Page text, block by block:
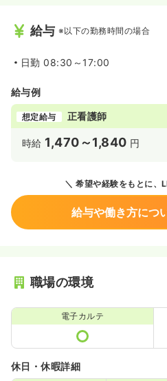
給与 ※以下の勤務時間の場合
日勤 08:30～17:00
給与例
想定給与 正看護師
時給 1,470～1,840 円
希望や経験をもとに、
給与や働き方につ
職場の環境
電子カルテ
休日・休暇詳細